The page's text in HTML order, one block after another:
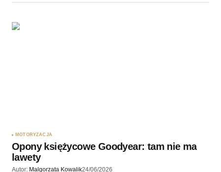
MOTORYZACJA
Opony księżycowe Goodyear: tam nie ma
lawety
Autor: Malgorzata Kowalik24/06/2026